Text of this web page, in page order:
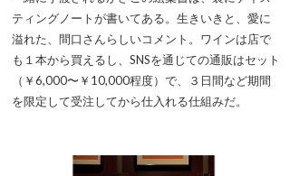
ティングノートが書いてある。生きいきと、愛に
溢れた、間口さんらしいコメント。ワインは店で
も１本から買えるし、SNSを通じての通販はセット
（￥6,000〜￥10,000程度）で、３日間など期間
を限定して受注してから仕入れる仕組みだ。